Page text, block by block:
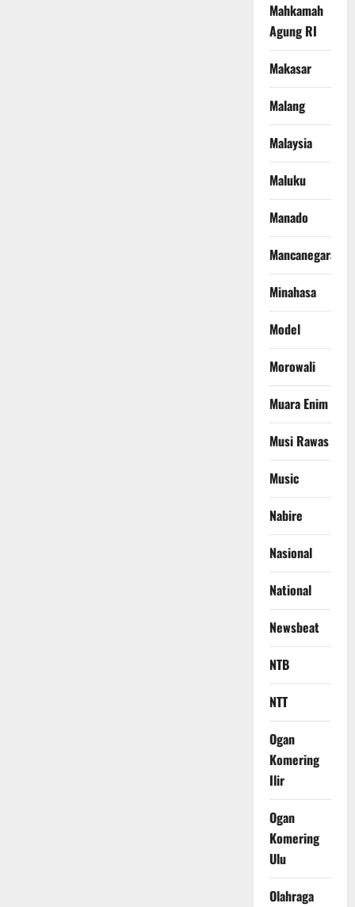
Mahkamah
Agung RI
Makasar
Malang
Malaysia
Maluku
Manado
Mancanegara
Minahasa
Model
Morowali
Muara Enim
Musi Rawas
Music
Nabire
Nasional
National
Newsbeat
NTB
NTT
Ogan
Komering
Ilir
Ogan
Komering
Ulu
Olahraga